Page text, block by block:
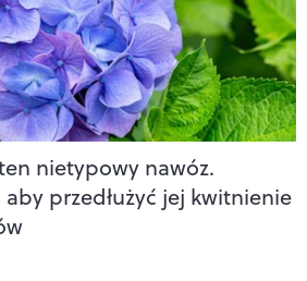
nietypowy nawóz.
aby przedłużyć jej kwitnienie